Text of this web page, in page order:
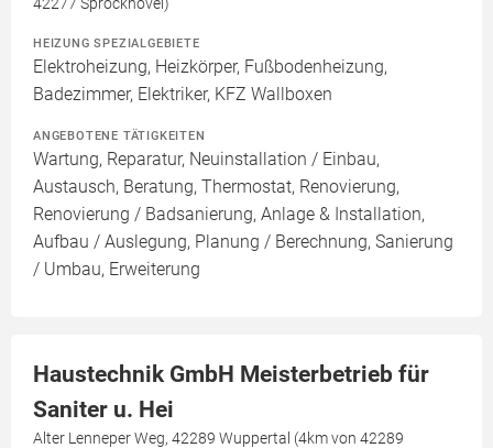
HEIZUNG SPEZIALGEBIETE
Elektroheizung, Heizkörper, Fußbodenheizung,
Badezimmer, Elektriker, KFZ Wallboxen
ANGEBOTENE TÄTIGKEITEN
Wartung, Reparatur, Neuinstallation / Einbau,
Austausch, Beratung, Thermostat, Renovierung,
Renovierung / Badsanierung, Anlage & Installation,
Aufbau / Auslegung, Planung / Berechnung, Sanierung
/ Umbau, Erweiterung
Haustechnik GmbH Meisterbetrieb für
Saniter u. Hei
Alter Lenneper Weg, 42289 Wuppertal (4km von 42289